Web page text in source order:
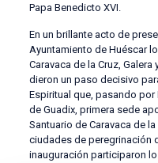
Papa Benedicto XVI.
En un brillante acto de
Ayuntamiento de Huéscar
Caravaca de la Cruz,
dieron un paso decisivo
Espiritual que, pasando por
de Guadix, primera sede
Santuario de Caravaca de
ciudades de peregrinación
inauguración participaron